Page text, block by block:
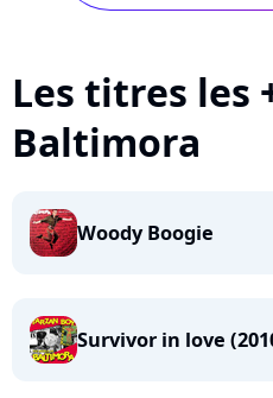
Les titres les
Baltimora
Woody Boogie
Survivor in love